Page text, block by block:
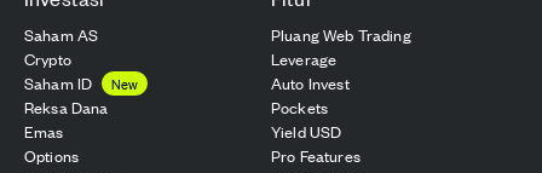
Saham AS
Crypto
Saham ID
New
Reksa Dana
Emas
Options
Pluang Web Trading
Leverage
Auto Invest
Pockets
Yield USD
Pro Features